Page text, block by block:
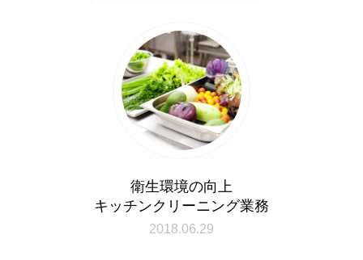
衛生環境の向上
キッチンクリーニング業務
2018.06.29